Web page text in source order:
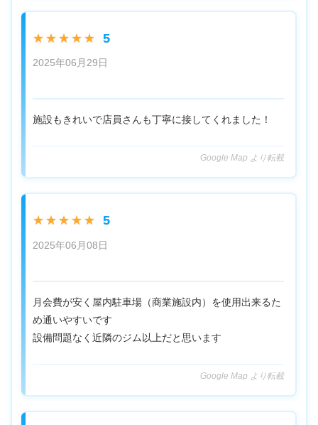
★★★★★ 5
2025年06月29日
施設もきれいで店員さんも丁寧に接してくれました！
Google Map より転載
★★★★★ 5
2025年06月08日
月会費が安く屋内駐車場（商業施設内）を使用出来るた
め通いやすいです
設備問題なく近隣のジム以上だと思います
Google Map より転載